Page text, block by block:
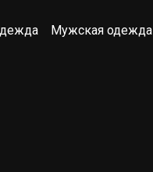
Мужская одежда